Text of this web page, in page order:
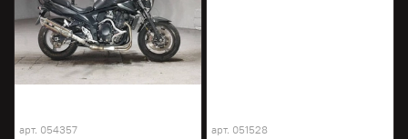
арт. 054357 арт. 051528